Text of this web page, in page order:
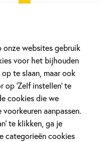
onze websites gebruik
voor het bijhouden
te slaan, maar ook
‘Zelf instellen’ te
cookies die we
aanpassen.
te klikken, ga je
categorieën cookies